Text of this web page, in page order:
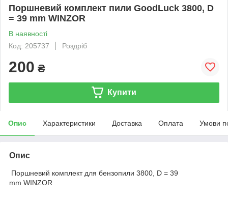
Поршневий комплект пили GoodLuck 3800, D
= 39 mm WINZOR
В наявності
Код: 205737
Роздріб
200 ₴
Купити
Опис Характеристики Доставка Оплата Умови
Опис
Поршневий комплект для бензопили 3800, D = 39
mm WINZOR